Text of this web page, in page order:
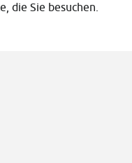
die Sie besuchen.